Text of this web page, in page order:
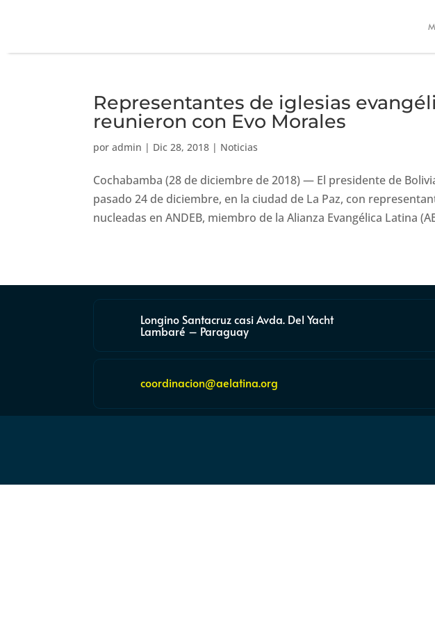
Representantes de iglesias
reunieron con Evo Morales
poradmin | Dic 28, 2018 | Noticias
Cochabamba (28 de diciembre de 2018) — El presidente de
pasado 24 de diciembre, en la ciudad de La Paz, con
nucleadas en ANDEB, miembro de la Alianza Evangélica Latina
Longino Santacruz casi Avda. Del Yacht
Lambaré – Paraguay
coordinacion@aelatina.org